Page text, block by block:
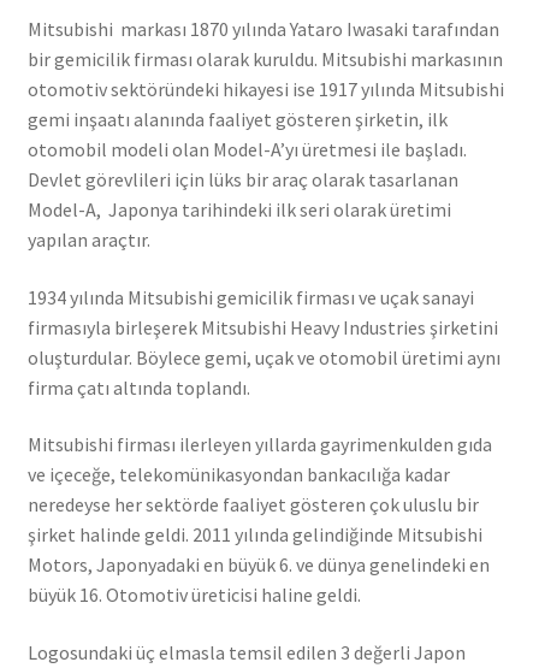
Mitsubishi markası 1870 yılında Yataro Iwasaki tarafından
bir gemicilik firması olarak kuruldu. Mitsubishi markasının
otomotiv sektöründeki hikayesi ise 1917 yılında Mitsubishi
gemi inşaatı alanında faaliyet gösteren şirketin, ilk
otomobil modeli olan Model-A’yı üretmesi ile başladı.
Devlet görevlileri için lüks bir araç olarak tasarlanan
Model-A, Japonya tarihindeki ilk seri olarak üretimi
yapılan araçtır.
1934 yılında Mitsubishi gemicilik firması ve uçak sanayi
firmasıyla birleşerek Mitsubishi Heavy Industries şirketini
oluşturdular. Böylece gemi, uçak ve otomobil üretimi aynı
firma çatı altında toplandı.
Mitsubishi firması ilerleyen yıllarda gayrimenkulden gıda
ve içeceğe, telekomünikasyondan bankacılığa kadar
neredeyse her sektörde faaliyet gösteren çok uluslu bir
şirket halinde geldi. 2011 yılında gelindiğinde Mitsubishi
Motors, Japonyadaki en büyük 6. ve dünya genelindeki en
büyük 16. Otomotiv üreticisi haline geldi.
Logosundaki üç elmasla temsil edilen 3 değerli Japon